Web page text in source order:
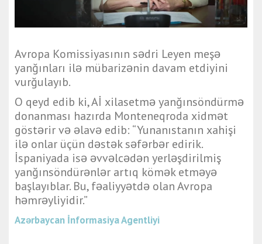
Avropa Komissiyasının sədri Leyen meşə
yanğınları ilə mübarizənin davam etdiyini
vurğulayıb.
O qeyd edib ki, Aİ xilasetmə yanğınsöndürmə
donanması hazırda Monteneqroda xidmət
göstərir və əlavə edib: “Yunanıstanın xahişi
ilə onlar üçün dəstək səfərbər edirik.
İspaniyada isə əvvəlcədən yerləşdirilmiş
yanğınsöndürənlər artıq kömək etməyə
başlayıblar. Bu, fəaliyyətdə olan Avropa
həmrəyliyidir.”
Azərbaycan İnformasiya Agentliyi